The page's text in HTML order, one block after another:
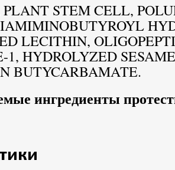
STEM CELL,
LECITHIN,
1, HYDROLYZED
BUTYCARBAMATE.
ингредиенты